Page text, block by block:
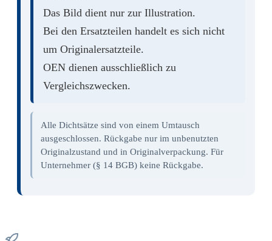
Das Bild dient nur zur Illustration.
Bei den Ersatzteilen handelt es sich nicht
um Originalersatzteile.
OEN dienen ausschließlich zu
Vergleichszwecken.
Alle Dichtsätze sind von einem Umtausch
ausgeschlossen. Rückgabe nur im unbenutzten
Originalzustand und in Originalverpackung. Für
Unternehmer (§ 14 BGB) keine Rückgabe.